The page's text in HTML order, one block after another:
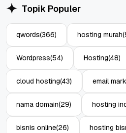
Topik Populer
qwords(366) hosting murah
Wordpress(54) Hosting(48)
cloud hosting(43) email
nama domain(29) hosting
bisnis online(26) hosting